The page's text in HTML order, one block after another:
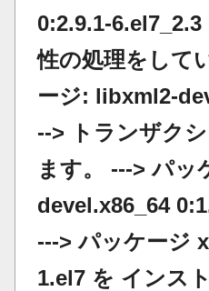
0:2.9.1-
性の処理をして
ージ: libxml2-
--> トランザク
ます。 ---> パ
devel.x86_64
---> パッケージ
1.el7 を インス